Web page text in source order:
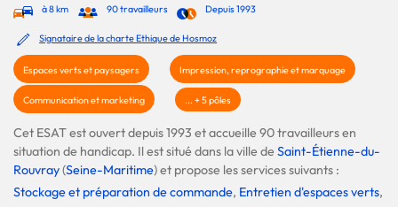
à 8 km 90 travailleurs Depuis 1993
Signataire de la charte Ethique de Hosmoz
Espaces verts et paysagers Impression, reprographie et marquage
Communication et marketing ... + 5 pôles
Cet ESAT est ouvert depuis 1993 et accueille 90 travailleurs en
situation de handicap. Il est situé dans la ville deSaint-Étienne-du-
Rouvray(Seine-Maritime) et propose les services suivants :
Stockage et préparation de commande, Entretien d'espaces verts,